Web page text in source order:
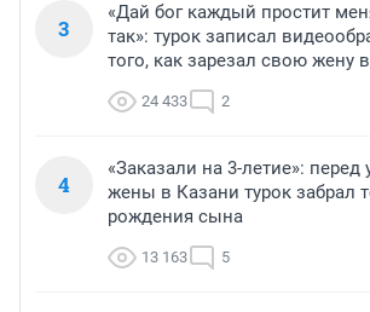
3
«Дай бог каждый простит
так»: турок записал
того, как зарезал свою жену
24 433 2
4
«Заказали на 3-летие»: перед
жены в Казани турок забрал
рождения сына
13 163 5